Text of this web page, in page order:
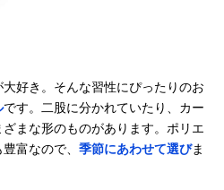
好き。そんな習性にぴったりのお
です。二股に分かれていたり、カー
まな形のものがあります。ポリエ
富なので、 季節にあわせて選びま